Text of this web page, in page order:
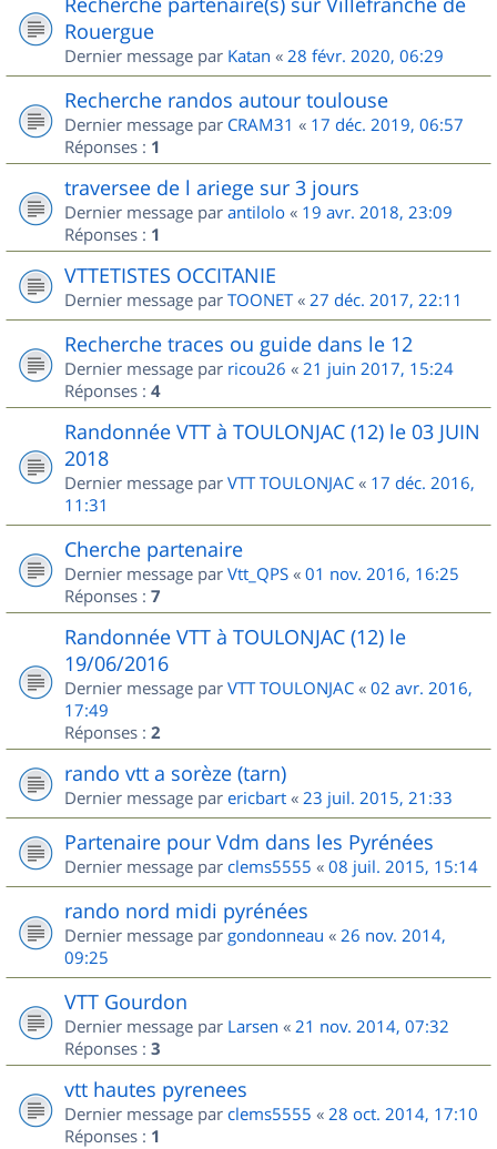
Rouergue
Dernier message par Katan « 28 févr. 2020, 06:29
Recherche randos autour toulouse
Dernier message par CRAM31 « 17 déc. 2019, 06:57
Réponses : 1
traversee de l ariege sur 3 jours
Dernier message par antilolo « 19 avr. 2018, 23:09
Réponses : 1
VTTETISTES OCCITANIE
Dernier message par TOONET« 27 déc. 2017, 22:11
Recherche traces ou guide dans le 12
Dernier message par ricou26 « 21 juin 2017, 15:24
Réponses : 4
Randonnée VTT à TOULONJAC (12) le 03 JUIN
2018
Dernier message par VTT TOULONJAC « 17 déc. 2016,
11:31
Cherche partenaire
Dernier message par Vtt_QPS « 01 nov. 2016, 16:25
Réponses : 7
Randonnée VTT à TOULONJAC (12) le
19/06/2016
Dernier message par VTT TOULONJAC « 02 avr. 2016,
17:49
Réponses : 2
rando vtt a sorèze (tarn)
Dernier message par ericbart « 23 juil. 2015, 21:33
Partenaire pour Vdm dans les Pyrénées
Dernier message par clems5555 « 08 juil. 2015, 15:14
rando nord midi pyrénées
Dernier message par gondonneau « 26 nov. 2014,
09:25
VTT Gourdon
Dernier message par Larsen « 21 nov. 2014, 07:32
Réponses : 3
vtt hautes pyrenees
Dernier message par clems5555 « 28 oct. 2014, 17:10
Réponses : 1